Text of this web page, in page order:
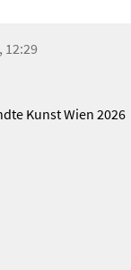
12:29
Kunst Wien 2026